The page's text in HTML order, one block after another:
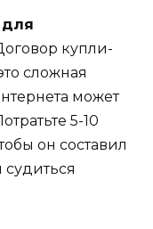
для
купли-
сложная
может
5-10
он составил